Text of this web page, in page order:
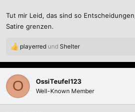
Tut mir Leid, das sind so
Satire grenzen.
R
a
k
i
o
playerred und Shelter
O OssiTeufel123
Well-Known Member